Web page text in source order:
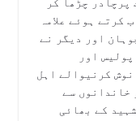
چڑھا کر
کرتے ہوئے علامہ
اور دیگر نے
اور
کرنیوالے اہل
خاندانوں سے
کے بھائی